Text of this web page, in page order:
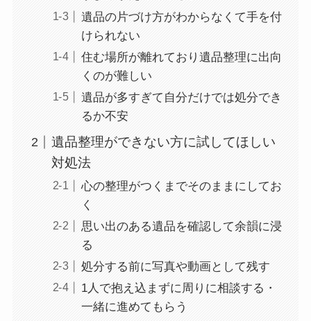
遺品の片づけ方がわからなくて手を付
けられない
住む場所が離れており遺品整理に出向
くのが難しい
遺品が多すぎて自分だけでは処分でき
るか不安
遺品整理ができない方に試してほしい
対処法
心の整理がつくまでそのままにしてお
く
思い出のある遺品を確認して余韻に浸
る
処分する前に写真や動画として残す
1人で抱え込まずに周りに相談する・
一緒に進めてもらう